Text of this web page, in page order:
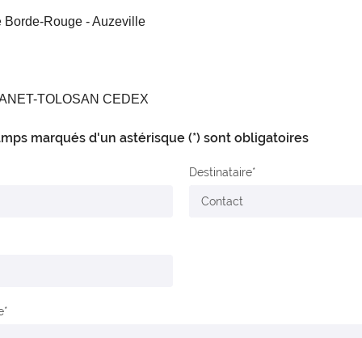
Borde-Rouge - Auzeville
TOLOSAN CEDEX
marqués d'un astérisque (*) sont obligatoires
Destinataire